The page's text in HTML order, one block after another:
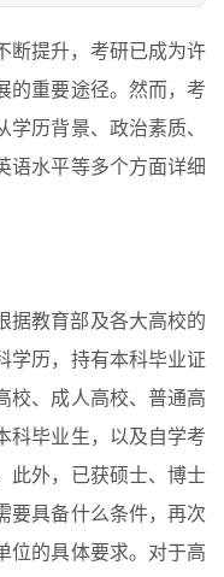
断提升，考研已成为许
的重要途径。然而，考
历背景、政治素质、
语水平等多个方面详细
据教育部及各大高校的
学历，持有本科毕业证
校、成人高校、普通高
科毕业生，以及自学考
此外，已获硕士、博士
要具备什么条件，再次
位的具体要求。对于高